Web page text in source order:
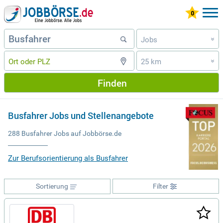
Jobs »
25 km »
Finden
Busfahrer Jobs und Stellenangebote
288 Busfahrer Jobs auf Jobbörse.de
Zur Berufsorientierung als Busfahrer
Filter
Sortierung